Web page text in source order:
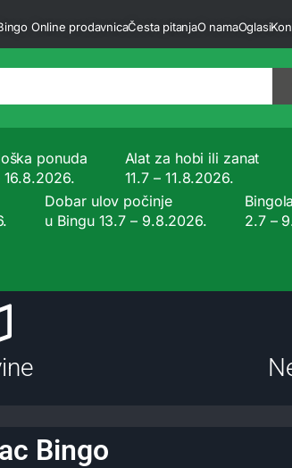
Online prodavnicaČesta pitanjaO namaOglasi
ponuda
16.8.2026.
Alat za hobi ili zanat
11.7 – 11.8.2026.
Dobar ulov počinje
u Bingu 13.7 – 9.8.2026.
2.7 –
Bingo